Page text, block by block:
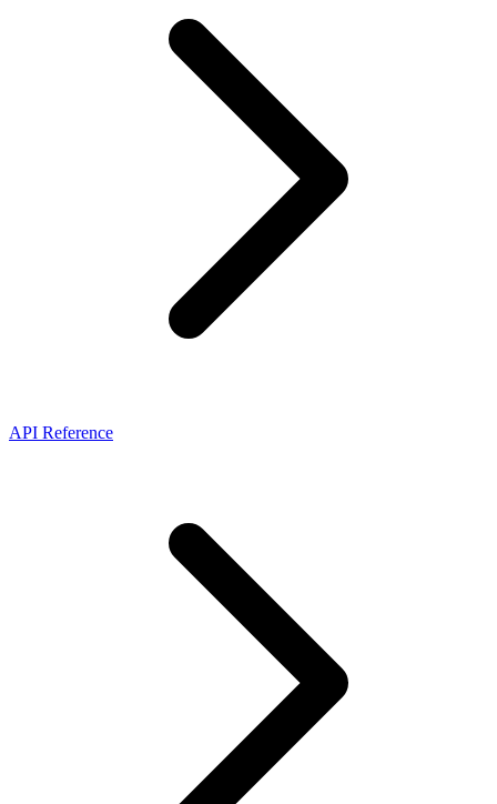
API Reference